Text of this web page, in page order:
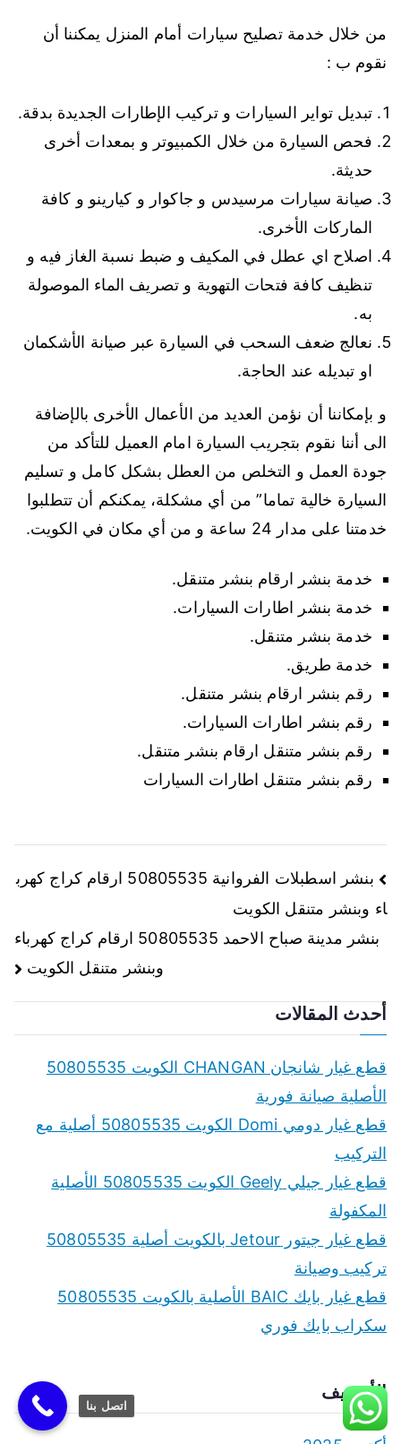
من خلال خدمة تصليح سيارات أمام المنزل يمكننا أن
نقوم ب :
تبديل تواير السيارات و تركيب الإطارات الجديدة بدقة.
فحص السيارة من خلال الكمبيوتر و بمعدات أخرى
حديثة.
صيانة سيارات مرسيدس و جاكوار و كيارينو و كافة
الماركات الأخرى.
اصلاح اي عطل في المكيف و ضبط نسبة الغاز فيه و
تنظيف كافة فتحات التهوية و تصريف الماء الموصولة
به.
نعالج ضعف السحب في السيارة عبر صيانة الأشكمان
او تبديله عند الحاجة.
و بإمكاننا أن نؤمن العديد من الأعمال الأخرى بالإضافة
الى أننا نقوم بتجريب السيارة امام العميل للتأكد من
جودة العمل و التخلص من العطل بشكل كامل و تسليم
السيارة خالية تماما” من أي مشكلة، يمكنكم أن تتطلبوا
خدمتنا على مدار 24 ساعة و من أي مكان في الكويت.
خدمة بنشر ارقام بنشر متنقل.
خدمة بنشر اطارات السيارات.
خدمة بنشر متنقل.
خدمة طريق.
رقم بنشر ارقام بنشر متنقل.
رقم بنشر اطارات السيارات.
رقم بنشر متنقل ارقام بنشر متنقل.
رقم بنشر متنقل اطارات السيارات
تصفّح
المقالات
بنشر اسطبلات الفروانية 50805535 ارقام كراج كهرب
اء وبنشر متنقل الكويت
بنشر مدينة صباح الاحمد 50805535 ارقام كراج كهرباء
وبنشر متنقل الكويت
أحدث المقالات
قطع غيار شانجان CHANGAN الكويت 50805535
الأصلية صيانة فورية
قطع غيار دومي Domi الكويت 50805535 أصلية مع
التركيب
قطع غيار جيلي Geely الكويت 50805535 الأصلية
المكفولة
قطع غيار جيتور Jetour بالكويت أصلية 50805535
تركيب وصيانة
قطع غيار بايك BAIC الأصلية بالكويت 50805535
سكراب بايك فوري
الأرشيف
اتصل بنا